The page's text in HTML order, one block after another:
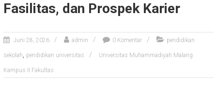
Fasilitas, dan Prospek Karier
Juni 28, 2026 admin 0 Komentar pendidikan
sekolah, pendidikan universitas Universitas Muhammadiyah Malang
Kampus II Fakultas